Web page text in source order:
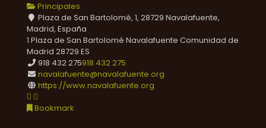
Principales
Plaza de San Bartolomé, 1, 28729 Navalafuente,
Madrid, España
1 Plaza de San Bartolomé Navalafuente Comunidad de
Madrid 28729 ES
918 432 275918 432 275
navalafuente@navalafuente.org
https://www.navalafuente.org
Bookmark